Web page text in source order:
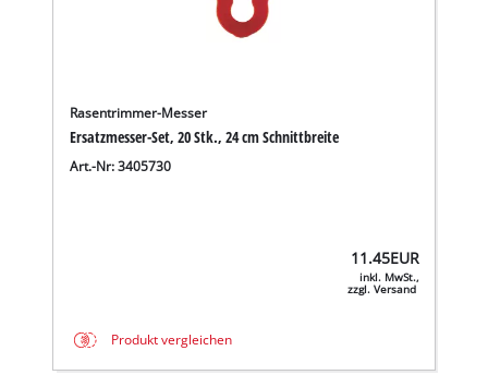
Rasentrimmer-Messer
Ersatzmesser-Set, 20 Stk., 24 cm Schnittbreite
Art.-Nr: 3405730
11.45EUR
inkl. MwSt.,
zzgl. Versand
Produkt vergleichen